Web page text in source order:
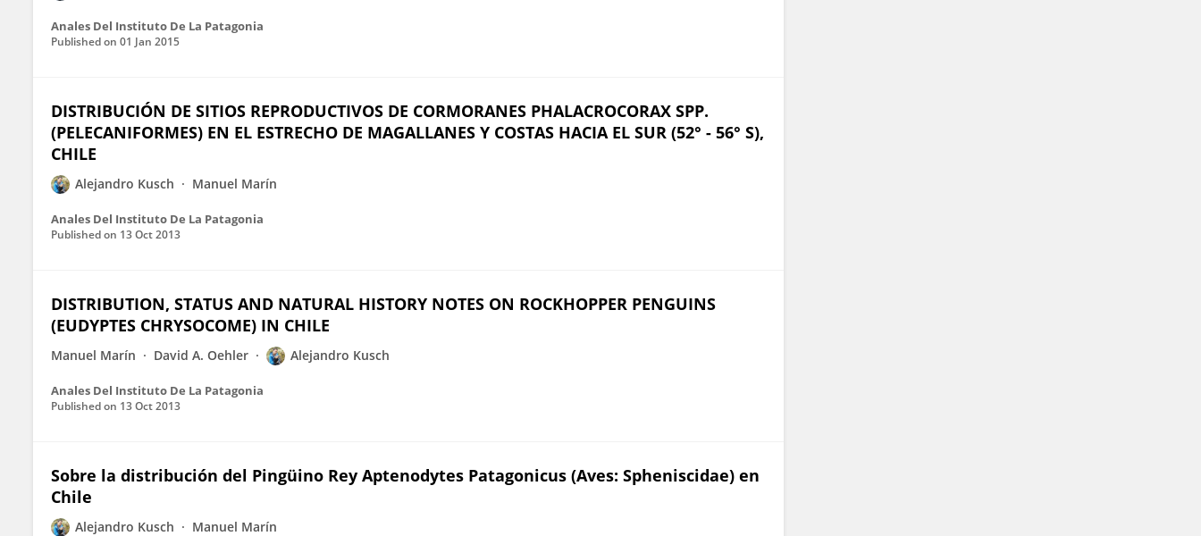
Anales Del Instituto De La Patagonia
Published on 01 Jan 2015
DISTRIBUCIÓN DE SITIOS REPRODUCTIVOS DE CORMORANES PHALACROCORAX SPP.
(PELECANIFORMES) EN EL ESTRECHO DE MAGALLANES Y COSTAS HACIA EL SUR (52° - 56° S),
CHILE
Alejandro Kusch Manuel Marín
Anales Del Instituto De La Patagonia
Published on 13 Oct 2013
DISTRIBUTION, STATUS AND NATURAL HISTORY NOTES ON ROCKHOPPER PENGUINS
(EUDYPTES CHRYSOCOME) IN CHILE
Manuel Marín David A. Oehler Alejandro Kusch
Anales Del Instituto De La Patagonia
Published on 13 Oct 2013
Sobre la distribución del Pingüino Rey Aptenodytes Patagonicus (Aves: Spheniscidae) en
Chile
Alejandro Kusch Manuel Marín